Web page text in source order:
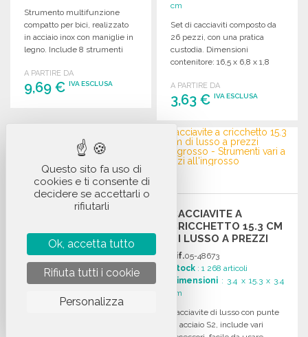
Strumento multifunzione
compatto per bici, realizzato
in acciaio inox con maniglie in
legno. Include 8 strumenti
x 4 cm.
A PARTIRE DA
9,69 € IVA ESCLUSA
Richiedi un preventivo
cm
Set di cacciaviti composto da
26 pezzi, con una pratica
custodia. Dimensioni
contenitore: 16,5 x 6,8 x 1,8
A PARTIRE DA
3,63 €IVA ESCLUSA
ORDINARE
Richiedi un preventivo
SET DI CACCIAVITI IN
PREZZI
ALL'INGROSSO
Rif.16-35053
Stock: 5 795 articoli
Dimensioni
CACCIAVITE A
CRICCHETTO 15.3 CM
DI LUSSO A PREZZI
ALL'INGROSSO
Rif.05-48673
Stock : 1 268 articoli
Dimensioni : 3.4 x 15.3 x 3.4
cm
Cacciavite di lusso con punte
in acciaio S2, include vari
Questo sito fa uso di
cookies e ti consente di
decidere se accettarli o
rifiutarli
Ok, accetta tutto
Rifiuta tutti i cookie
Personalizza